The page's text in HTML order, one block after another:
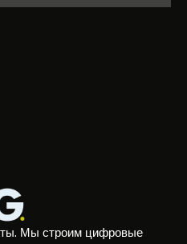
Мы строим цифровые